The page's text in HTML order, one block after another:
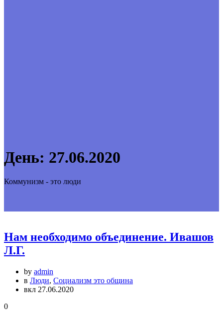
День: 27.06.2020
Коммунизм - это люди
Нам необходимо объединение. Ивашов
Л.Г.
by admin
в Люди, Социализм это община
вкл 27.06.2020
0